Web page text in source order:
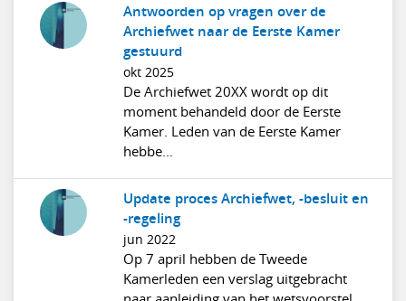
Antwoorden op vragen over de
Archiefwet naar de Eerste Kamer
gestuurd
okt 2025
De Archiefwet 20XX wordt op dit
moment behandeld door de Eerste
Kamer. Leden van de Eerste Kamer
hebbe...
Update proces Archiefwet, -besluit en
-regeling
jun 2022
Op 7 april hebben de Tweede
Kamerleden een verslag uitgebracht